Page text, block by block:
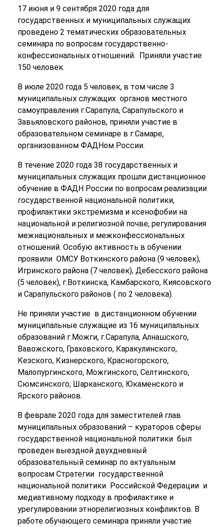
17 июня и 9 сентября 2020 года для
государственных и муниципальных служащих
проведено 2 тематических образовательных
семинара по вопросам государственно-
конфессиональных отношений. Приняли участие
150 человек.
В июле 2020 года 5 человек, в том числе 3
муниципальных служащих органов местного
самоуправления г.Сарапула, Сарапульского и
Завьяловского районов, приняли участие в
образовательном семинаре в г.Самаре,
организованном ФАДНом России.
В течение 2020 года 38 государственных и
муниципальных служащих прошли дистанционное
обучение в ФАДН России по вопросам реализации
государственной национальной политики,
профилактики экстремизма и ксенофобии на
национальной и религиозной почве, регулирования
межнациональных и межконфессиональных
отношений. Особую активность в обучении
проявили ОМСУ Воткинского района (9 человек),
Игринского района (7 человек), Дебесского района
(5 человек), г.Воткинска, Камбарского, Киясовского
и Сарапульского районов ( по 2 человека).
Не приняли участие в дистанционном обучении
муниципальные служащие из 16 муниципальных
образований г.Можги, г.Сарапула, Алнашского,
Вавожского, Граховского, Каракулинского,
Кезского, Кизнерского, Красногорского,
Малопургинского, Можгинского, Селтинского,
Сюмсинского, Шарканского, Юкаменского и
Ярского районов.
В феврале 2020 года для заместителей глав
муниципальных образований – кураторов сферы
государственной национальной политики был
проведен выездной двухдневный
образовательный семинар по актуальным
вопросам Стратегии государственной
национальной политики Российской Федерации и
медиативному подходу в профилактике и
урегулировании этнорелигиозных конфликтов. В
работе обучающего семинара приняли участие